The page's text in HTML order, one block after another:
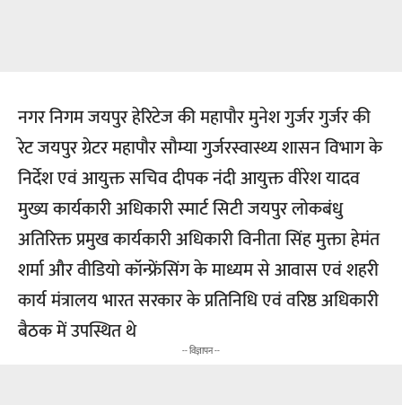
नगर निगम जयपुर हेरिटेज की महापौर मुनेश गुर्जर गुर्जर की
रेट जयपुर ग्रेटर महापौर सौम्या गुर्जरस्वास्थ्य शासन विभाग के
निर्देश एवं आयुक्त सचिव दीपक नंदी आयुक्त वीरेश यादव
मुख्य कार्यकारी अधिकारी स्मार्ट सिटी जयपुर लोकबंधु
अतिरिक्त प्रमुख कार्यकारी अधिकारी विनीता सिंह मुक्ता हेमंत
शर्मा और वीडियो कॉन्फ्रेंसिंग के माध्यम से आवास एवं शहरी
कार्य मंत्रालय भारत सरकार के प्रतिनिधि एवं वरिष्ठ अधिकारी
बैठक में उपस्थित थे
-- विज्ञापन --